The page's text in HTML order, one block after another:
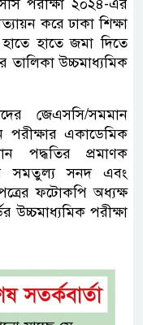
পরীক্ষা ২০২৪-এর
করে ঢাকা শিক্ষা
হাতে হাতে জমা দিতে
তালিকা উচ্চমাধ্যমিক
জেএসসি/সমমান
পরীক্ষার একাডেমিক
পদ্ধতির প্রমাণক
সমতুল্য সনদ এবং
ফটোকপি অধ্যক্ষ
উচ্চমাধ্যমিক পরীক্ষা